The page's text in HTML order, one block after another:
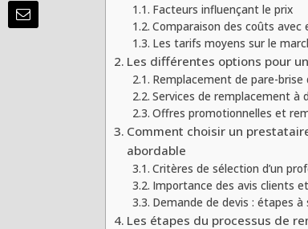
Facteurs influençant le prix
Comparaison des coûts avec
Les tarifs moyens sur le
Les différentes options pour
Remplacement de pare-brise
Services de remplacement à
Offres promotionnelles et
Comment choisir un
abordable
Critères de sélection d’un
Importance des avis clients
Demande de devis : étapes à
Les étapes du processus de